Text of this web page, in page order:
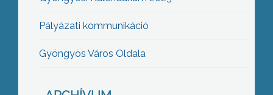
Pályázati kommunikáció
Gyöngyös Város Oldala